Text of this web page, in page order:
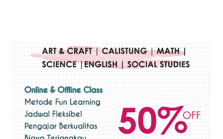
menggunakan bahan dasar cat air, cat akrilik, atau cat minyak dengan
sapuan warna cat yang tebal. Dengan memberikan sapuan warna
pelukis untuk menghasilkan lukisan yang mempesona dan tentunya
bernilai tinggi. Ciri teknik plakat Ciri-ciri teknik plakat, yaitu: Sapuan
warna yang kental dan tebal. Hasil lukisan menutupi seluruh bagian
medianya Mem...